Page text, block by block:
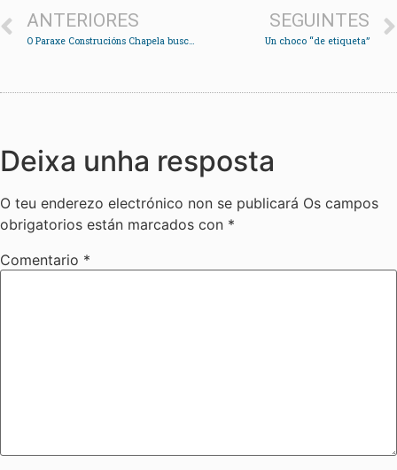
ANTERIORES
O Paraxe Construcións Chapela busca recuperar posicións diante do OAR Coruña
SEGUINTES
Un choco “de etiqueta”
Deixa unha resposta
O teu enderezo electrónico non se publicará Os campos
obrigatorios están marcados con *
Comentario *